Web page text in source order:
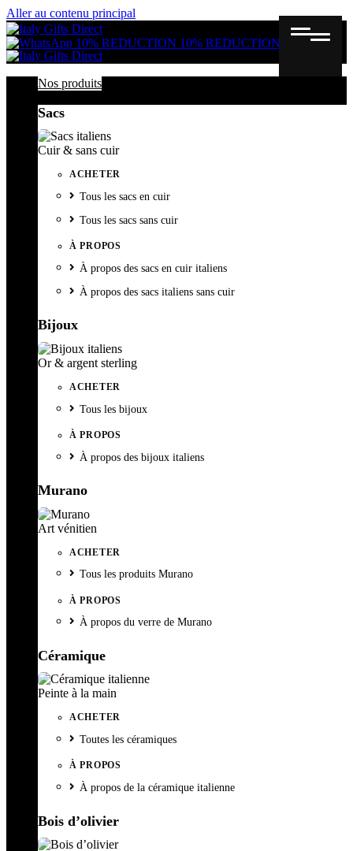
Aller au contenu principal
10% REDUCTION 10% REDUCTION
Nos produits
Sacs
Cuir & sans cuir
ACHETER
Tous les sacs en cuir
Tous les sacs sans cuir
À PROPOS
À propos des sacs en cuir italiens
À propos des sacs italiens sans cuir
Bijoux
Or & argent sterling
ACHETER
Tous les bijoux
À PROPOS
À propos des bijoux italiens
Murano
Art vénitien
ACHETER
Tous les produits Murano
À PROPOS
À propos du verre de Murano
Céramique
Peinte à la main
ACHETER
Toutes les céramiques
À PROPOS
À propos de la céramique italienne
Bois d’olivier